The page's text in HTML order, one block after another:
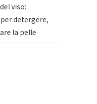
viso:
detergere,
la pelle